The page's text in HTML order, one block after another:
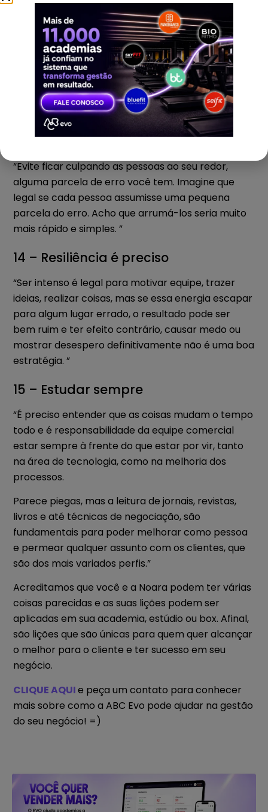
12 – Siga a sua intuição
“Essa lição é muito difícil de explicar, mas em
alguns momentos, acreditar em algo, mesmo sem
fatos e dados. É dar a chance para que sua
experiência passada te conduza à tomada de
decisões importantes, o Índice VDR (Vai Dar Ruim)
do seu cérebro, pode ser seu grande aliado. “
13 – Admita Erros
“Evite ficar culpando as pessoas ao seu redor,
alguma parcela de erro você tem. Imagine que
legal se cada pessoa assumisse uma pequena
parcela do erro. Acho que arrumá-los seria muito
mais rápido e simples. ”
14 – Resiliência é preciso
“Ser intenso é legal para motivar equipe, trazer
ideias, realizar coisas, mas se essa energia escapar
para algum lugar errado, o resultado pode ser
bem ruim e ter efeito contrário, causar medo ou
mostrar desespero definitivamente não é uma boa
estratégia. ”
15 – Estudar sempre
“É preciso entender que as coisas mudam o tempo
todo e é responsabilidade da equipe comercial
estar sempre à frente do que estar por vir, tanto
na área de tecnologia, como na melhoria dos
processos.
Parece piegas, mas a leitura de jornais, revistas,
livros e até técnicas de negociação, são
fundamentais para poder melhorar como pessoa
e permear qualquer assunto com os clientes, que
são dos mais variados perfis.”
Acreditamos que você e a Noara podem ter várias
coisas parecidas e as suas lições podem ser
aplicadas em sua academia, estúdio ou box. Afinal,
são lições que são únicas para quem quer alcançar
o melhor para o cliente e ter sucesso em seu
negócio.
CLIQUE AQUIe peça um contato para conhecer
mais sobre como a ABC Evo pode ajudar na gestão
do seu negócio! =)